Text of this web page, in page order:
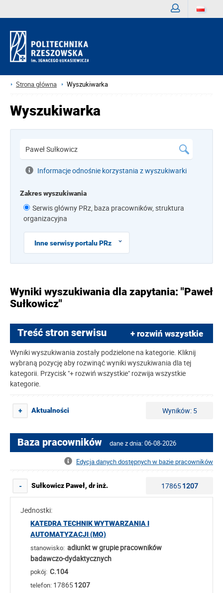
Strona główna Wyszukiwarka
Wyszukiwarka
Informacje odnośnie korzystania z wyszukiwarki
Zakres wyszukiwania
Serwis główny PRz, baza pracowników, struktura
organizacyjna
Inne serwisy portalu PRz
Wyniki wyszukiwania dla zapytania: "Paweł
Sułkowicz"
Treść stron serwisu + rozwiń wszystkie
Wyniki wyszukiwania zostały podzielone na kategorie. Kliknij
wybraną pozycję aby rozwinąć wyniki wyszukiwania dla tej
kategorii. Przycisk "+ rozwiń wszystkie" rozwija wszystkie
kategorie.
+ Aktualności Wyników: 5
Baza pracowników dane z dnia: 06-08-2026
Edycja danych dostępnych w bazie pracowników
- Sułkowicz Paweł, dr inż. 178651207
Jednostki:
KATEDRA TECHNIK WYTWARZANIA I
AUTOMATYZACJI (MO)
stanowisko: adiunkt w grupie pracowników
badawczo-dydaktycznych
pokój: C.104
telefon: 178651207